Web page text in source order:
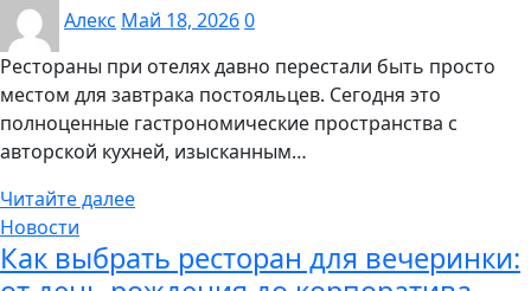
Алекс Май 18, 20260
Рестораны при отелях давно перестали быть просто
местом для завтрака постояльцев. Сегодня это
полноценные гастрономические пространства с
авторской кухней, изысканным…
Читайте далее
Новости
Как выбрать ресторан для вечеринки: